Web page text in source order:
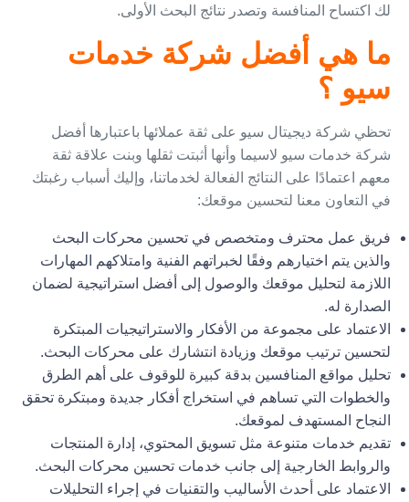
لك اكتساح المنافسة وتصدر نتائج البحث الأولى.
ما هي أفضل شركة خدمات
سيو ؟
تحظي شركة ديجيتال سيو على ثقة عملائها باعتبارها أفضل
شركة خدمات سيو لاسيما وأنها أثبتت ثقلها وبنت علاقة ثقة
معهم اعتمادًا على النتائج الفعالة لخدماتنا، وإليك أسباب رغبتك
في التعاون معنا لتحسين موقعك:
فريق عمل محترف ومتخصص في تحسين محركات البحث
والذين يتم اختيارهم وفقًا لخبراتهم الفنية وامتلاكهم المهارات
اللازمة لتحليل موقعك والوصول إلى أفضل استراتيجية لضمان
الصدارة له.
الاعتماد على مجموعة من الأفكار والاستراتيجيات المبتكرة
لتحسين ترتيب موقعك وزيادة انتشارك على محركات البحث.
تحليل مواقع المنافسين بدقة كبيرة للوقوف على أهم الطرق
والخطوات التي تساهم في استخراج أفكار جديدة ومبتكرة تحقق
النجاح المستهدف لموقعك.
تقديم خدمات متنوعة مثل تسويق المحتوي، إدارة المنتجات
والروابط الخارجية إلى جانب خدمات تحسين محركات البحث.
الاعتماد على أحدث الأساليب والتقنيات في إجراء التحليلات